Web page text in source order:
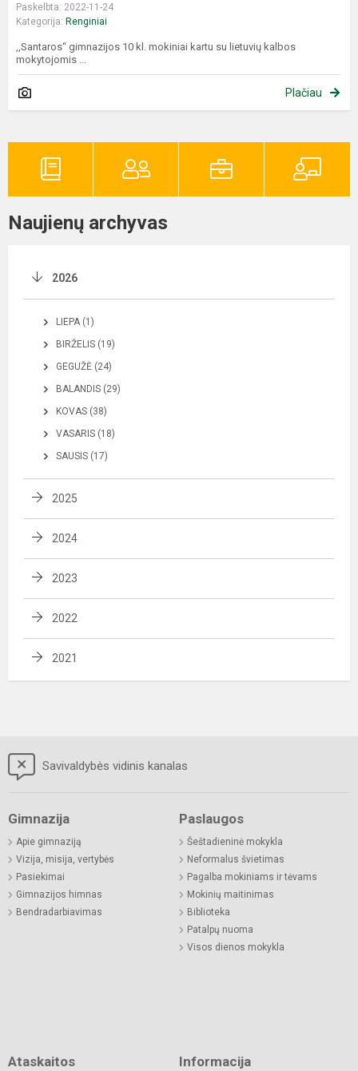
Paskelbta: 2022-11-24
Kategorija: Renginiai
,,Santaros“ gimnazijos 10 kl. mokiniai kartu su lietuvių kalbos
mokytojomis ...
Plačiau
Naujienų archyvas
2026
LIEPA (1)
BIRŽELIS (19)
GEGUŽĖ (24)
BALANDIS (29)
KOVAS (38)
VASARIS (18)
SAUSIS (17)
2025
2024
2023
2022
2021
Savivaldybės vidinis kanalas
Gimnazija
Apie gimnaziją
Vizija, misija, vertybės
Pasiekimai
Gimnazijos himnas
Bendradarbiavimas
Paslaugos
Šeštadieninė mokykla
Neformalus švietimas
Pagalba mokiniams ir tėvams
Mokinių maitinimas
Biblioteka
Patalpų nuoma
Visos dienos mokykla
Ataskaitos Informacija